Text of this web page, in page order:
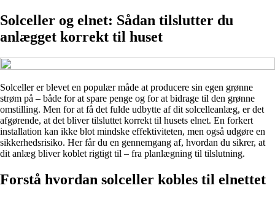
Solceller og elnet: Sådan tilslutter du
anlægget korrekt til huset
Solceller er blevet en populær måde at producere sin egen grønne
strøm på – både for at spare penge og for at bidrage til den grønne
omstilling. Men for at få det fulde udbytte af dit solcelleanlæg, er det
afgørende, at det bliver tilsluttet korrekt til husets elnet. En forkert
installation kan ikke blot mindske effektiviteten, men også udgøre en
sikkerhedsrisiko. Her får du en gennemgang af, hvordan du sikrer, at
dit anlæg bliver koblet rigtigt til – fra planlægning til tilslutning.
Forstå hvordan solceller kobles til elnettet